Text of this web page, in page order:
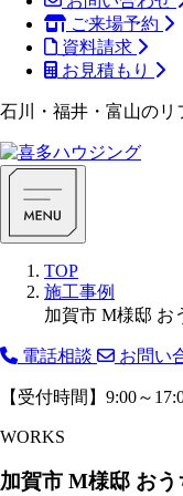
ご来場予約
資料請求
お見積もり
石川・福井・富山の
TOP
施工事例
加賀市 M様邸 お
電話相談 お問い
【受付時間】9:00～
WORKS
加賀市 M様邸 お